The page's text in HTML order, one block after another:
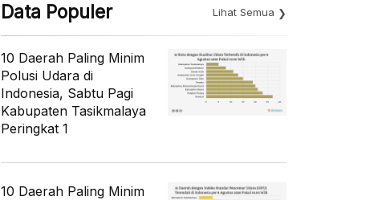
Data Populer Lihat Semua
10 Daerah Paling Minim
Polusi Udara di
Indonesia, Sabtu Pagi
Kabupaten Tasikmalaya
Peringkat 1
10 Daerah Paling Minim